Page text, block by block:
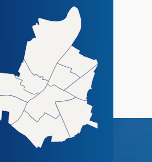
DE LA VILLE D'ANGERS